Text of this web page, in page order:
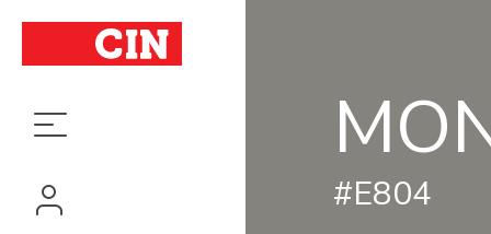
#E804